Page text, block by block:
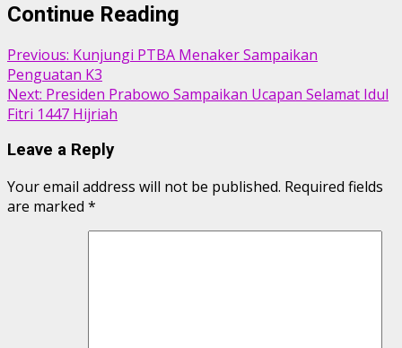
Continue Reading
Previous: Kunjungi PTBA Menaker Sampaikan
Penguatan K3
Next: Presiden Prabowo Sampaikan Ucapan Selamat Idul
Fitri 1447 Hijriah
Leave a Reply
Your email address will not be published. Required fields
are marked *